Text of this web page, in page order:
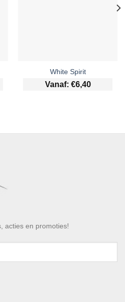
White Spirit
Vanaf: €6,40
acties en promoties!